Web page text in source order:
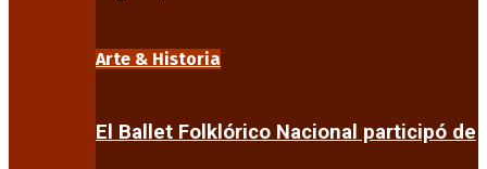
Arte & Historia
El Ballet Folklórico Nacional participó de